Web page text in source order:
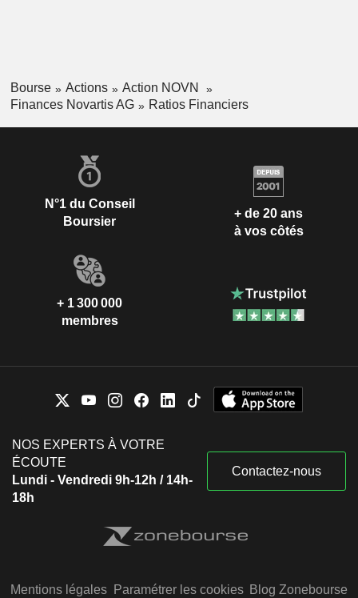
Bourse Actions
Action NOVN
Finances Novartis AG
Ratios Financiers
N°1 du Conseil
Boursier
+ de 20 ans
à vos côtés
+ 1 300 000
membres
NOS EXPERTS À VOTRE
ÉCOUTE
Lundi - Vendredi 9h-12h / 14h-
18h
Contactez-nous
Mentions légales Paramétrer les cookies Blog Zonebourse